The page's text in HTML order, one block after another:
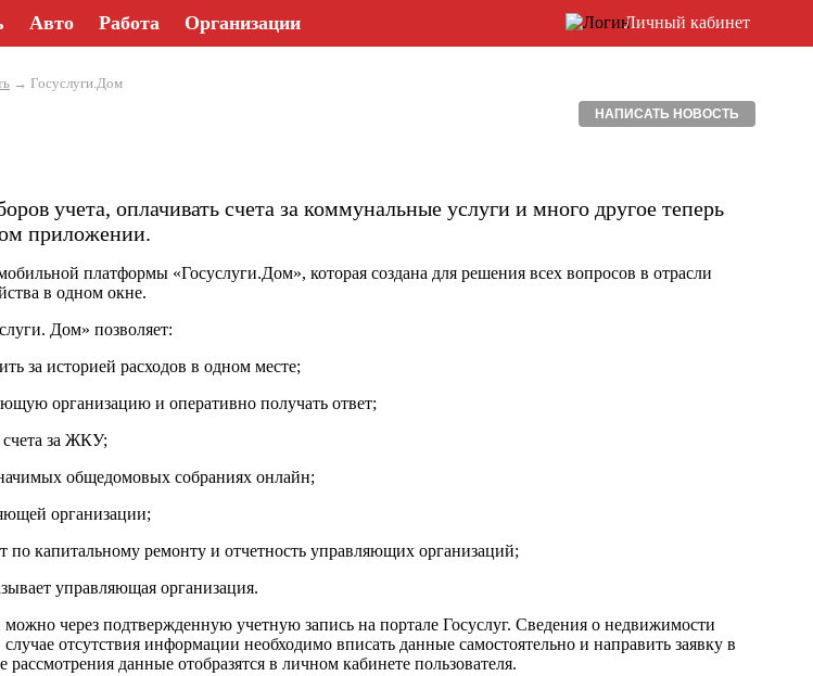
Авто Работа Организации Личный кабинет
→ Госуслуги.Дом
НАПИСАТЬ НОВОСТЬ
учета, оплачивать счета за коммунальные услуги и много другое теперь
приложении.
платформы «Госуслуги.Дом», которая создана для решения всех вопросов в отрасли
в одном окне.
Дом» позволяет:
за историей расходов в одном месте;
организацию и оперативно получать ответ;
счета за ЖКУ;
общедомовых собраниях онлайн;
организации;
по капитальному ремонту и отчетность управляющих организаций;
управляющая организация.
через подтвержденную учетную запись на портале Госуслуг. Сведения о недвижимости
отсутствия информации необходимо вписать данные самостоятельно и направить заявку в
данные отобразятся в личном кабинете пользователя.